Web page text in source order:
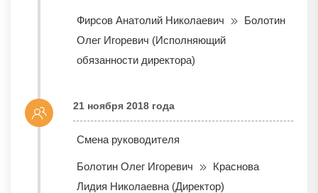
Фирсов Анатолий Николаевич
Болотин
Олег Игоревич (Исполняющий
обязанности директора)
21 ноября 2018 года
Смена руководителя
Болотин Олег Игоревич
Краснова
Лидия Николаевна (Директор)